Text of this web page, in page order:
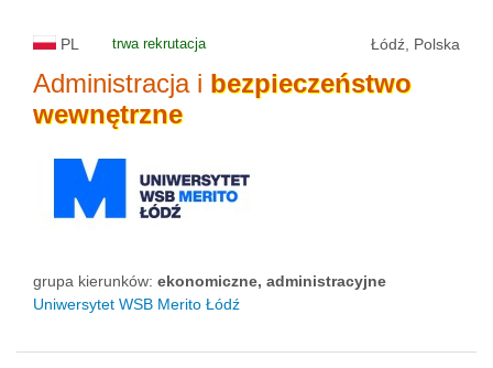
PL trwa rekrutacja Łódź, Polska
Administracja i bezpieczeństwo
wewnętrzne
grupa kierunków: ekonomiczne, administracyjne
Uniwersytet WSB Merito Łódź